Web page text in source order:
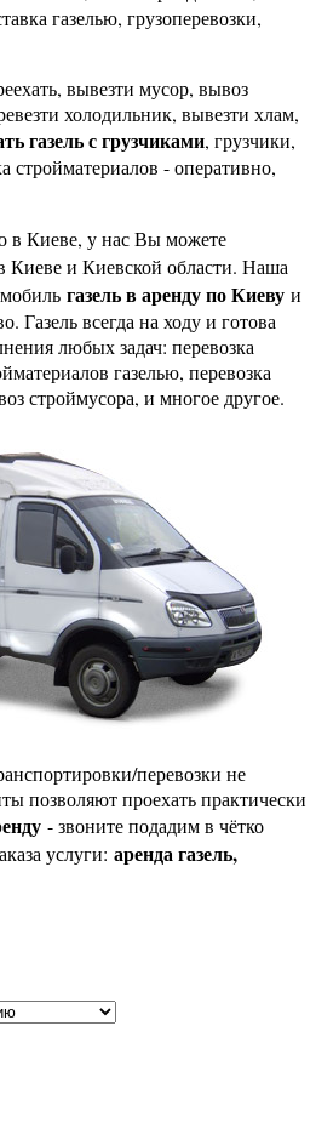
газелью, грузоперевозки,
вывезти мусор, вывоз
холодильник, вывезти хлам,
газель с грузчиками, грузчики,
стройматериалов - оперативно,
в Киеве, у нас Вы можете
Киеве и Киевской области. Наша
газель в аренду по Киеву и
Газель всегда на ходу и готова
любых задач: перевозка
газелью, перевозка
строймусора, и многое другое.
перевозки не
позволяют проехать практически
- звоните подадим в чётко
услуги: аренда газель,